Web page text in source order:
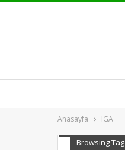
Anasayfa IGA
Browsing Tag